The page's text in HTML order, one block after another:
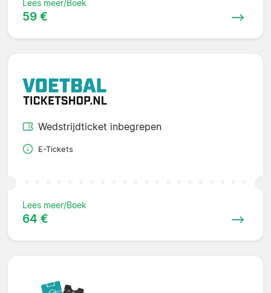
Lees meer/Boek
59 €
Wedstrijdticket inbegrepen
E-Tickets
Lees meer/Boek
64 €